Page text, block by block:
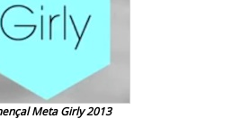
Meta Girly 2013